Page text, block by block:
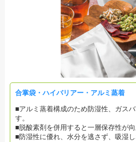
合掌袋・ハイバリアー・アルミ蒸着
■アルミ蒸着構成のため防湿性、ガス
す。
■脱酸素剤を併用すると一層保存性が向
■防湿性に優れ、水分を逃さず、吸湿し